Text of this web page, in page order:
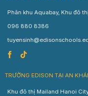
Phân khu Aquabay, Khu đô
096 880 8386
TRƯỜNG EDISON TẠI AN
Khu đô thị Mailand Hanoi